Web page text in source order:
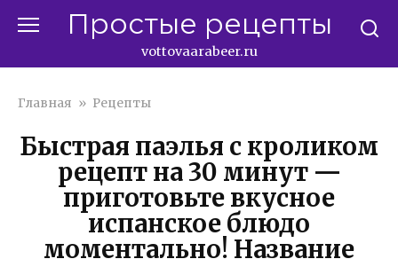
Простые рецепты
vottovaarabeer.ru
Главная » Рецепты
Быстрая паэлья с кроликом
рецепт на 30 минут —
приготовьте вкусное
испанское блюдо
моментально! Название